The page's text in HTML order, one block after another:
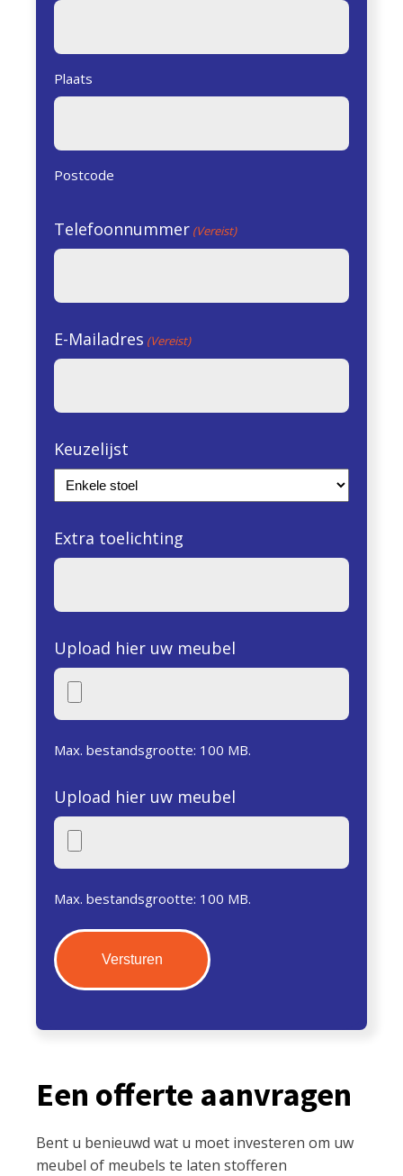
Plaats
Postcode
Telefoonnummer (Vereist)
E-Mailadres (Vereist)
Keuzelijst
Extra toelichting
Upload hier uw meubel
Max. bestandsgrootte: 100 MB.
Upload hier uw meubel
Max. bestandsgrootte: 100 MB.
Een offerte aanvragen
Bent u benieuwd wat u moet investeren om uw
meubel of meubels te laten stofferen